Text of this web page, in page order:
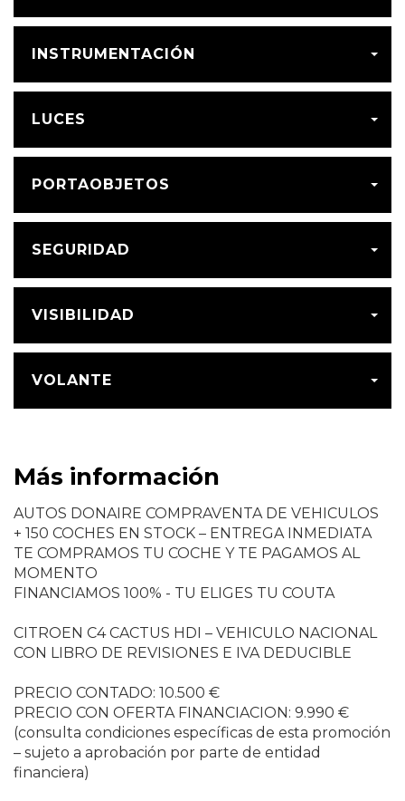
INSTRUMENTACIÓN
LUCES
PORTAOBJETOS
SEGURIDAD
VISIBILIDAD
VOLANTE
Más información
AUTOS DONAIRE COMPRAVENTA DE VEHICULOS
+ 150 COCHES EN STOCK – ENTREGA INMEDIATA
TE COMPRAMOS TU COCHE Y TE PAGAMOS AL
MOMENTO
FINANCIAMOS 100% - TU ELIGES TU COUTA
CITROEN C4 CACTUS HDI – VEHICULO NACIONAL
CON LIBRO DE REVISIONES E IVA DEDUCIBLE
PRECIO CONTADO: 10.500 €
PRECIO CON OFERTA FINANCIACION: 9.990 €
(consulta condiciones específicas de esta promoción
– sujeto a aprobación por parte de entidad
financiera)